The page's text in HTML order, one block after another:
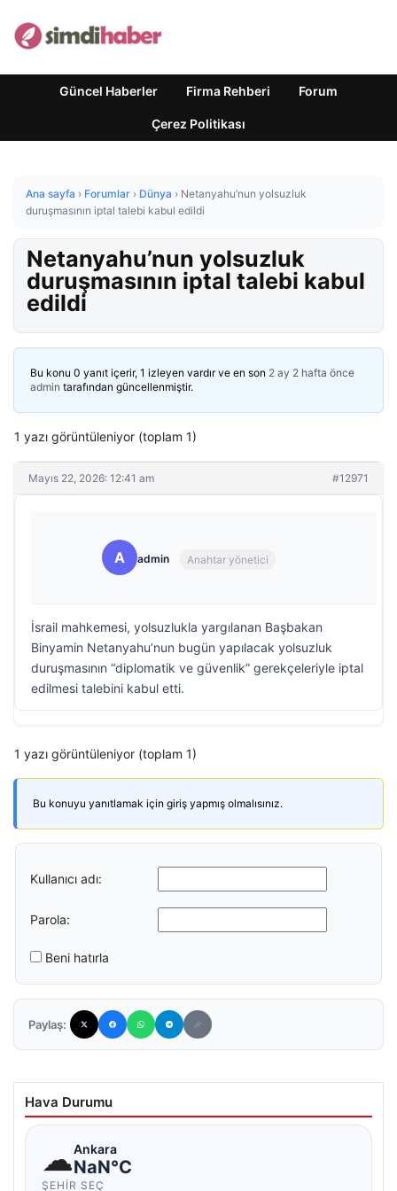
Güncel Haberler Firma Rehberi Forum
Çerez Politikası
Ana sayfa › Forumlar › Dünya › Netanyahu’nun yolsuzluk
duruşmasının iptal talebi kabul edildi
Netanyahu’nun yolsuzluk
duruşmasının iptal talebi kabul
edildi
Bu konu 0 yanıt içerir, 1 izleyen vardır ve en son 2 ay 2 hafta önce
admin tarafından güncellenmiştir.
1 yazı görüntüleniyor (toplam 1)
Mayıs 22, 2026: 12:41 am #12971
A admin Anahtar yönetici
İsrail mahkemesi, yolsuzlukla yargılanan Başbakan
Binyamin Netanyahu’nun bugün yapılacak yolsuzluk
duruşmasının “diplomatik ve güvenlik” gerekçeleriyle iptal
edilmesi talebini kabul etti.
1 yazı görüntüleniyor (toplam 1)
Bu konuyu yanıtlamak için giriş yapmış olmalısınız.
Kullanıcı adı:
Parola:
Beni hatırla
Paylaş:
Hava Durumu
☁Ankara
NaN°C
ŞEHIR SEÇ